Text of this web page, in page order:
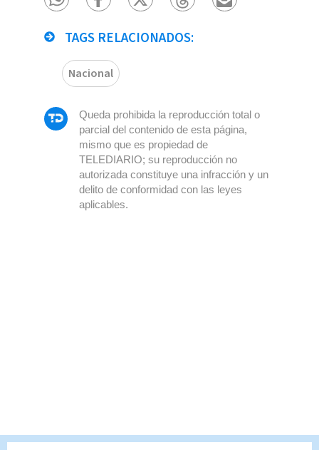
TAGS RELACIONADOS:
Nacional
Queda prohibida la reproducción total o
parcial del contenido de esta página,
mismo que es propiedad de
TELEDIARIO; su reproducción no
autorizada constituye una infracción y un
delito de conformidad con las leyes
aplicables.